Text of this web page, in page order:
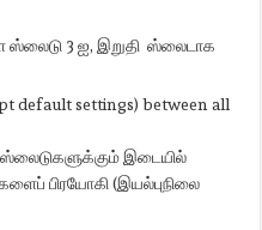
ஸ்லைடு 3 ஐ, இறுதி ஸ்லைடாக
default settings) between all
இடையில்
பிரயோகி (இயல்புநிலை